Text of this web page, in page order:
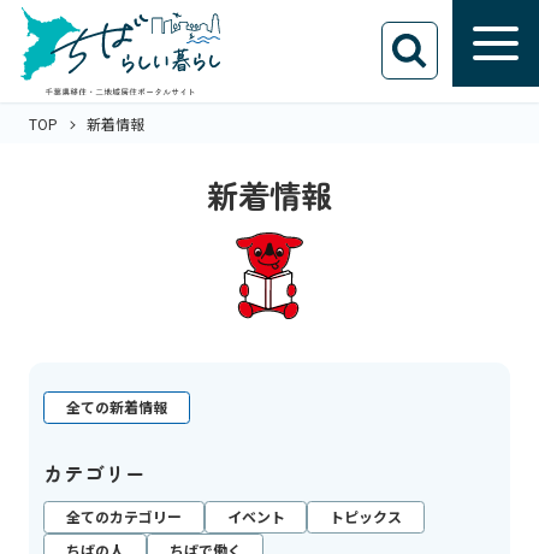
TOP 新着情報
新着情報
全ての新着情報
カテゴリー
全てのカテゴリー イベント
トピックス
ちばの人
ちばで働く